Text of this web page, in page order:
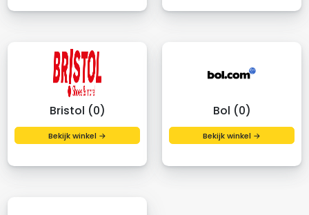
Bristol (0)
Bekijk winkel →
Bol (0)
Bekijk winkel →